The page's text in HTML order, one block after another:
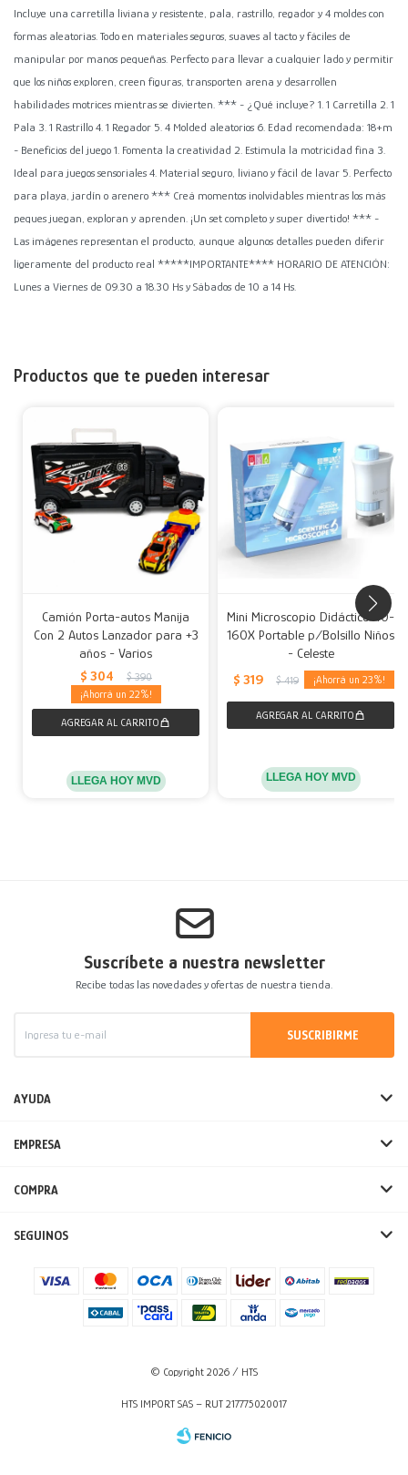
Incluye una carretilla liviana y resistente, pala, rastrillo, regador y 4 moldes con
formas aleatorias. Todo en materiales seguros, suaves al tacto y fáciles de
manipular por manos pequeñas. Perfecto para llevar a cualquier lado y permitir
que los niños exploren, creen figuras, transporten arena y desarrollen
habilidades motrices mientras se divierten. *** - ¿Qué incluye? 1. 1 Carretilla 2. 1
Pala 3. 1 Rastrillo 4. 1 Regador 5. 4 Molded aleatorios 6. Edad recomendada: 18+m
- Beneficios del juego 1. Fomenta la creatividad 2. Estimula la motricidad fina 3.
Ideal para juegos sensoriales 4. Material seguro, liviano y fácil de lavar 5. Perfecto
para playa, jardín o arenero *** Creá momentos inolvidables mientras los más
peques juegan, exploran y aprenden. ¡Un set completo y super divertido! *** -
Las imágenes representan el producto, aunque algunos detalles pueden diferir
ligeramente del producto real *****IMPORTANTE**** HORARIO DE ATENCIÓN:
Lunes a Viernes de 09.30 a 18.30 Hs y Sábados de 10 a 14 Hs.
Productos que te pueden interesar
Camión Porta-autos Manija
Con 2 Autos Lanzador para +3
años - Varios
$ 304 $ 390
22
LLEGA HOY MVD
Mini Microscopio Didáctico 40-
160X Portable p/Bolsillo Niños
- Celeste
$ 319 $ 419 23
LLEGA HOY MVD
Suscríbete a nuestra newsletter
Recibe todas las novedades y ofertas de nuestra tienda.
SUSCRIBIRME
AYUDA
EMPRESA
COMPRA
SEGUINOS
© Copyright 2026 / HTS
HTS IMPORT SAS – RUT 217775020017